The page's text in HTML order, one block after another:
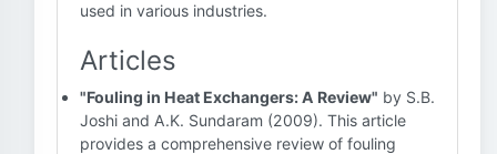
used in various industries.
Articles
"Fouling in Heat Exchangers: A Review" by S.B.
Joshi and A.K. Sundaram (2009). This article
provides a comprehensive review of fouling